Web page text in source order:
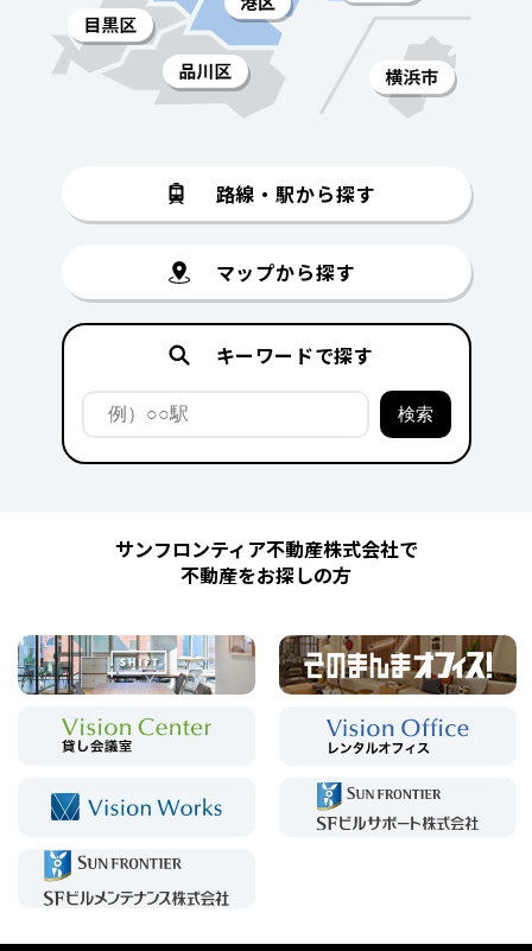
路線・駅から探す
マップから探す
キーワードで探す
サンフロンティア不動産株式会社で
不動産をお探しの方